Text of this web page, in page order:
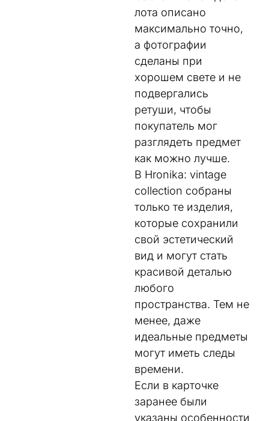
лота описано
максимально точно,
а фотографии
сделаны при
хорошем свете и не
подвергались
ретуши, чтобы
покупатель мог
разглядеть предмет
как можно лучше.
В Hronika: vintage
collection собраны
только те изделия,
которые сохранили
свой эстетический
вид и могут стать
красивой деталью
любого
пространства. Тем не
менее, даже
идеальные предметы
могут иметь следы
времени.
Если в карточке
заранее были
указаны особенности